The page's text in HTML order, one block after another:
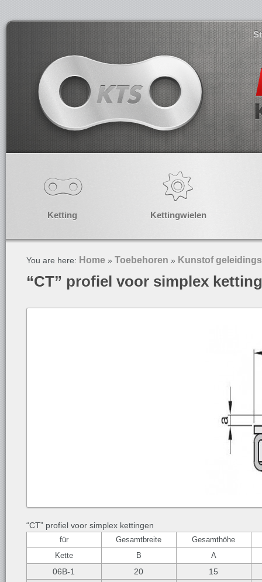
Ketting Kettingwielen
You are here: Home » Toebehoren » Kunstof
“CT” profiel voor simplex
“CT” profiel voor simplex kettingen
für Gesamtbreite
Gesamthöhe
Kette
B A
06B-1 20
15